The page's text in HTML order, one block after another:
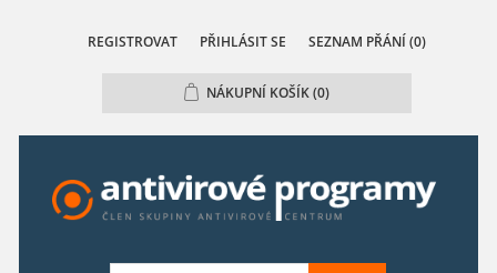
REGISTROVAT PŘIHLÁSIT SE SEZNAM PŘÁNÍ (0)
NÁKUPNÍ KOŠÍK(0)